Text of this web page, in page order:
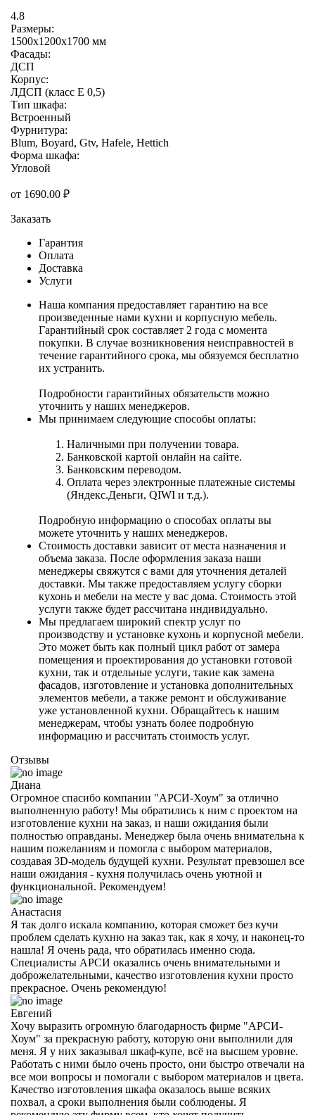
4.8
Размеры:
1500х1200х1700 мм
Фасады:
ДСП
Корпус:
ЛДСП (класс E 0,5)
Тип шкафа:
Встроенный
Фурнитура:
Blum, Boyard, Gtv, Hafele, Hettich
Форма шкафа:
Угловой
от 1690.00 ₽
Заказать
Гарантия
Оплата
Доставка
Услуги
Наша компания предоставляет гарантию на все
произведенные нами кухни и корпусную мебель.
Гарантийный срок составляет 2 года с момента
покупки. В случае возникновения неисправностей в
течение гарантийного срока, мы обязуемся бесплатно
их устранить.
Подробности гарантийных обязательств можно
уточнить у наших менеджеров.
Мы принимаем следующие способы оплаты:
Наличными при получении товара.
Банковской картой онлайн на сайте.
Банковским переводом.
Оплата через электронные платежные системы
(Яндекс.Деньги, QIWI и т.д.).
Подробную информацию о способах оплаты вы
можете уточнить у наших менеджеров.
Стоимость доставки зависит от места назначения и
объема заказа. После оформления заказа наши
менеджеры свяжутся с вами для уточнения деталей
доставки. Мы также предоставляем услугу сборки
кухонь и мебели на месте у вас дома. Стоимость этой
услуги также будет рассчитана индивидуально.
Мы предлагаем широкий спектр услуг по
производству и установке кухонь и корпусной мебели.
Это может быть как полный цикл работ от замера
помещения и проектирования до установки готовой
кухни, так и отдельные услуги, такие как замена
фасадов, изготовление и установка дополнительных
элементов мебели, а также ремонт и обслуживание
уже установленной кухни. Обращайтесь к нашим
менеджерам, чтобы узнать более подробную
информацию и рассчитать стоимость услуг.
Отзывы
Диана
Огромное спасибо компании "АРСИ-Хоум" за отлично
выполненную работу! Мы обратились к ним с проектом на
изготовление кухни на заказ, и наши ожидания были
полностью оправданы. Менеджер была очень внимательна к
нашим пожеланиям и помогла с выбором материалов,
создавая 3D-модель будущей кухни. Результат превзошел все
наши ожидания - кухня получилась очень уютной и
функциональной. Рекомендуем!
Анастасия
Я так долго искала компанию, которая сможет без кучи
проблем сделать кухню на заказ так, как я хочу, и наконец-то
нашла! Я очень рада, что обратилась именно сюда.
Специалисты АРСИ оказались очень внимательными и
доброжелательными, качество изготовления кухни просто
прекрасное. Очень рекомендую!
Евгений
Хочу выразить огромную благодарность фирме "АРСИ-
Хоум" за прекрасную работу, которую они выполнили для
меня. Я у них заказывал шкаф-купе, всё на высшем уровне.
Работать с ними было очень просто, они быстро отвечали на
все мои вопросы и помогали с выбором материалов и цвета.
Качество изготовления шкафа оказалось выше всяких
похвал, а сроки выполнения были соблюдены. Я